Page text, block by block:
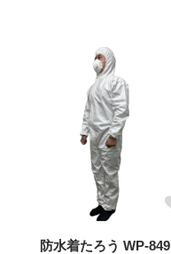
防水着たろう WP-849